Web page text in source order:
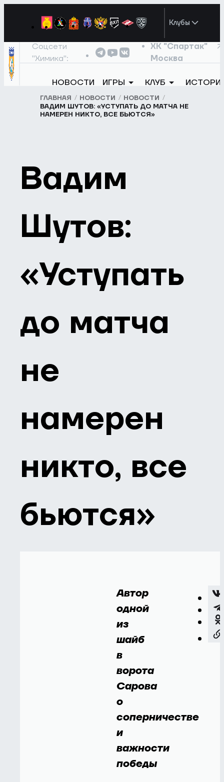
Клубы
Соцсети
"Химика":
ХК "Спартак"
Москва
НОВОСТИ ИГРЫ КЛУБ
ГЛАВНАЯ НОВОСТИ
НОВОСТИ
ВАДИМ ШУТОВ: «УСТУПАТЬ ДО МАТЧА НЕ
НАМЕРЕН НИКТО, ВСЕ БЬЮТСЯ»
Вадим
Шутов:
«Уступать
до матча
не
намерен
никто, все
бьются»
Автор
одной
из
шайб
в
ворота
Сарова
о
соперничестве
и
важности
победы